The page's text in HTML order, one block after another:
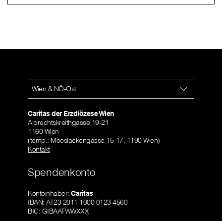
Wien & NÖ-Ost
Caritas der Erzdiözese Wien
Albrechtskreithgasse 19-21
1160 Wien
(temp.: Mooslackengasse 15-17, 1190 Wien)
Kontakt
Spendenkonto
Kontoinhaber: Caritas
IBAN: AT23 2011 1000 0123 4560
BIC: GIBAATWWXXX